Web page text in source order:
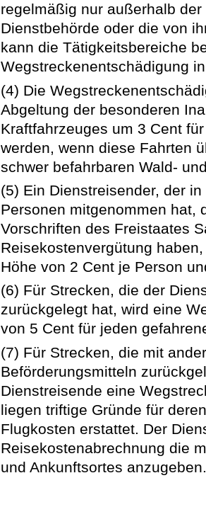
regelmäßig nur außerhalb
Dienstbehörde oder die von
kann die Tätigkeitsbereiche
Wegstreckenentschädigung
(4) Die
Abgeltung der besonderen
Kraftfahrzeuges um 3 Cent
werden, wenn diese Fahrten
schwer befahrbaren Wald-
(5) Ein Dienstreisender, der
Personen mitgenommen hat,
Vorschriften des Freistaates
Reisekostenvergütung
Höhe von 2 Cent je Person
(6) Für Strecken, die der
zurückgelegt hat, wird eine
von 5 Cent für jeden
(7) Für Strecken, die mit
Beförderungsmitteln
Dienstreisende eine
liegen triftige Gründe für
Flugkosten erstattet. Der
Reisekostenabrechnung die
und Ankunftsortes